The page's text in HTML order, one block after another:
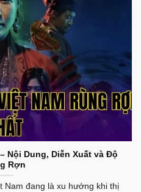
Nam Rùng Rợn Nhất
Nội Dung, Diễn Xuất và Độ
Rợn
Nam đang là xu hướng khi thị